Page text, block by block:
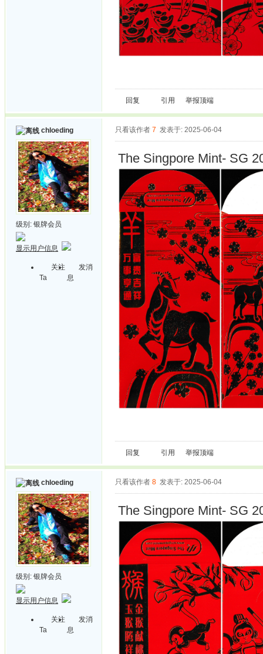
回复 引用 举报顶端
chloeding
级别: 银牌会员
显示用户信息
关注
Ta
发消
息
只看该作者 7 发表于: 2025-06-04
The Singpore Mint- SG
回复 引用 举报顶端
chloeding
级别: 银牌会员
显示用户信息
关注
Ta
发消
息
只看该作者 8 发表于: 2025-06-04
The Singpore Mint- SG